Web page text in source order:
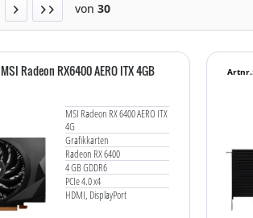
von 30
MSI Radeon RX6400 AERO ITX 4GB
MSI Radeon RX 6400 AERO ITX
4G
Grafikkarten
Radeon RX 6400
4 GB GDDR6
PCIe 4.0 x4
HDMI, DisplayPort